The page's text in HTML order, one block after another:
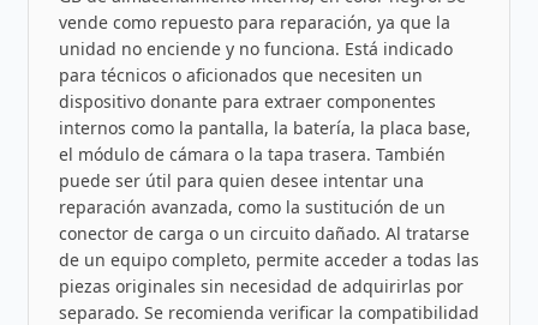
vende como repuesto para reparación, ya que la
unidad no enciende y no funciona. Está indicado
para técnicos o aficionados que necesiten un
dispositivo donante para extraer componentes
internos como la pantalla, la batería, la placa base,
el módulo de cámara o la tapa trasera. También
puede ser útil para quien desee intentar una
reparación avanzada, como la sustitución de un
conector de carga o un circuito dañado. Al tratarse
de un equipo completo, permite acceder a todas las
piezas originales sin necesidad de adquirirlas por
separado. Se recomienda verificar la compatibilidad